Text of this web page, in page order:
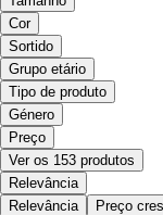
Cor
Sortido
Grupo etário
Tipo de produto
Género
Preço
Ver os 153 produtos
Relevância
Relevância
Preço